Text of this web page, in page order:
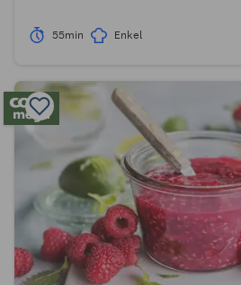
55min Enkel